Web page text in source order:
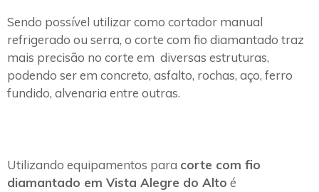
Sendo possível utilizar como cortador manual
refrigerado ou serra, o corte com fio diamantado traz
mais precisão no corte em diversas estruturas,
podendo ser em concreto, asfalto, rochas, aço, ferro
fundido, alvenaria entre outras.
Utilizando equipamentos para corte com fio
diamantado em Vista Alegre do Alto é